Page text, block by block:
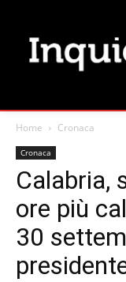
Home Cronaca
Cronaca
Calabria,
ore più
30